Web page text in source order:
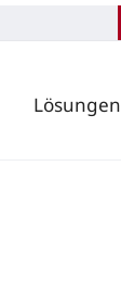
Lösungen